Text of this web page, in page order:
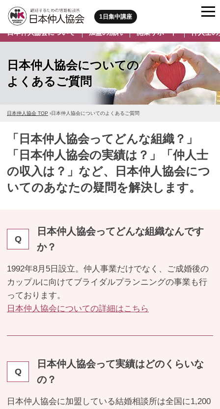
1日集中講座
日本仲人協会について 加盟の流れ 開業サポート 仲人士の
日本仲人協会についての
よくあるご質問
日本仲人協会 TOP ›日本仲人協会についてのよくあるご質問
「日本仲人協会ってどんな組織？」
「日本仲人協会の実績は？」「仲人士
の収入は？」など、日本仲人協会につ
いてのあなたの疑問を解決します。
Q
日本仲人協会ってどんな組織なんです
か？
1992年8月5日設立。仲人事業だけでなく、ご成婚後の
カップルに向けてブライダルプランニングの事業も行
っております。
日本仲人協会についての詳細はこちら
Q
日本仲人協会って実績はどのくらいな
の？
日本仲人協会に加盟している結婚相談所は全国に1,200